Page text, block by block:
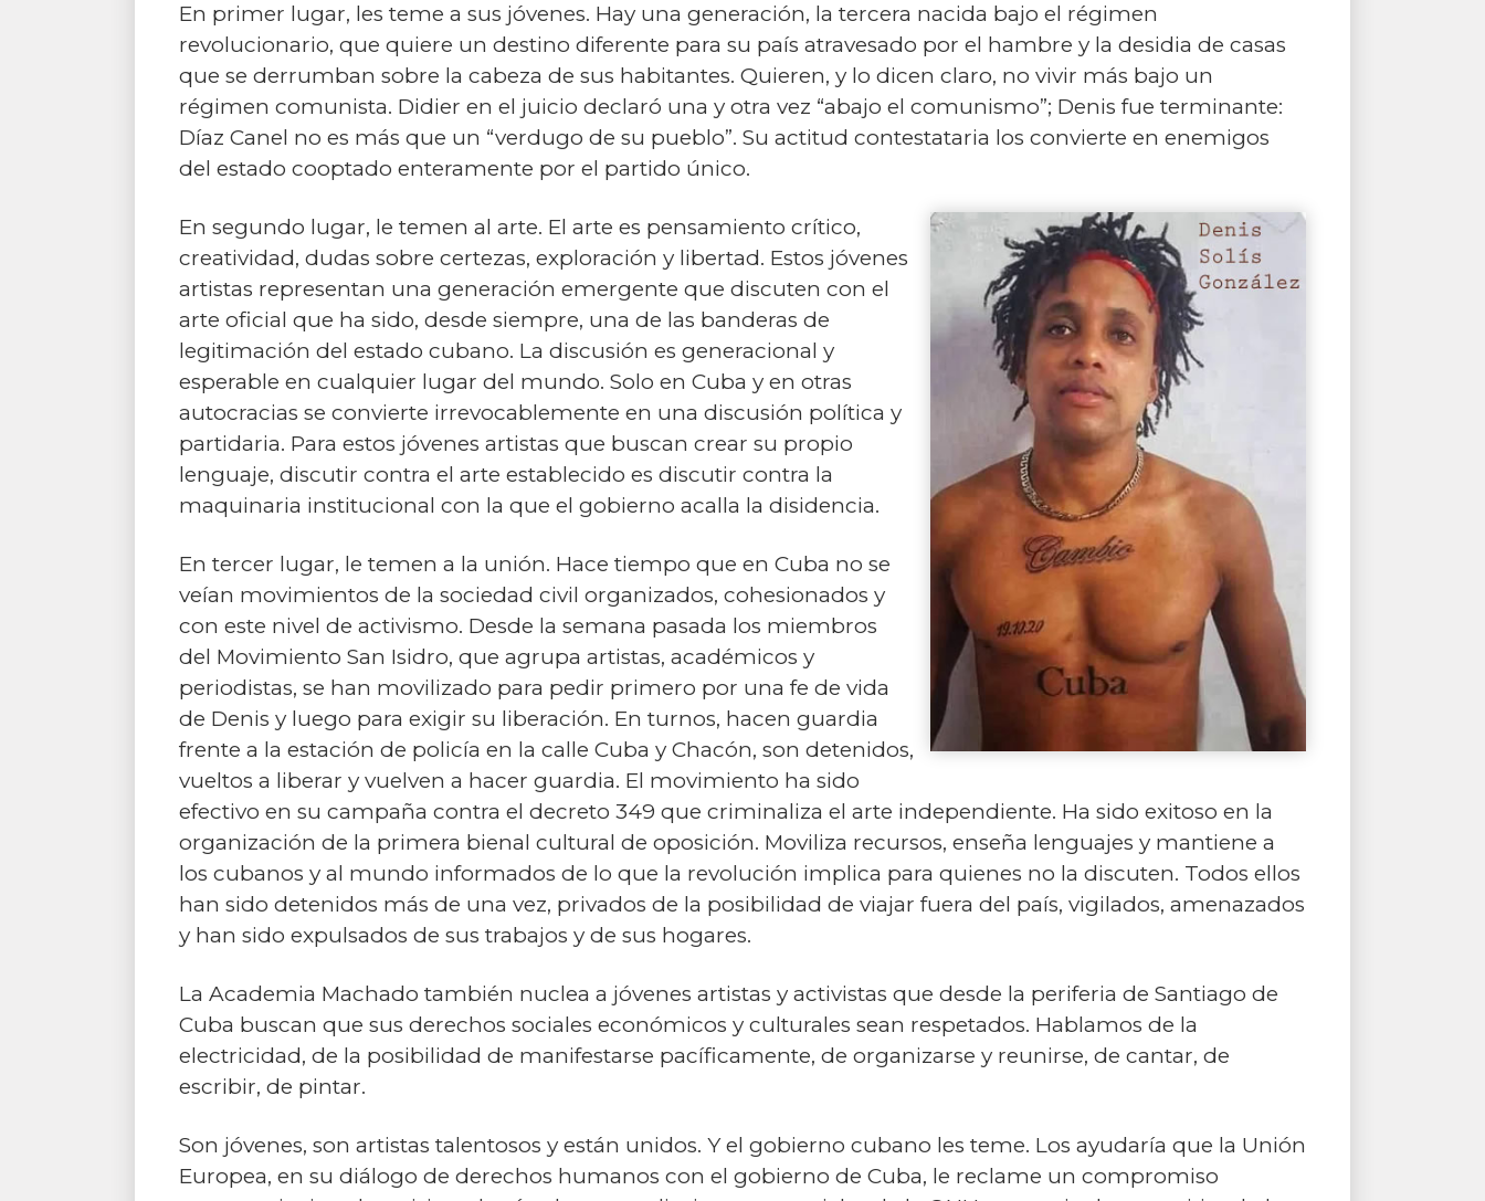
En primer lugar, les teme a sus jóvenes. Hay una generación, la tercera nacida bajo el régimen
revolucionario, que quiere un destino diferente para su país atravesado por el hambre y la desidia de casas
que se derrumban sobre la cabeza de sus habitantes. Quieren, y lo dicen claro, no vivir más bajo un
régimen comunista. Didier en el juicio declaró una y otra vez “abajo el comunismo”; Denis fue terminante:
Díaz Canel no es más que un “verdugo de su pueblo”. Su actitud contestataria los convierte en enemigos
del estado cooptado enteramente por el partido único.
En segundo lugar, le temen al arte. El arte es pensamiento crítico,
creatividad, dudas sobre certezas, exploración y libertad. Estos jóvenes
artistas representan una generación emergente que discuten con el
arte oficial que ha sido, desde siempre, una de las banderas de
legitimación del estado cubano. La discusión es generacional y
esperable en cualquier lugar del mundo. Solo en Cuba y en otras
autocracias se convierte irrevocablemente en una discusión política y
partidaria. Para estos jóvenes artistas que buscan crear su propio
lenguaje, discutir contra el arte establecido es discutir contra la
maquinaria institucional con la que el gobierno acalla la disidencia.
En tercer lugar, le temen a la unión. Hace tiempo que en Cuba no se
veían movimientos de la sociedad civil organizados, cohesionados y
con este nivel de activismo. Desde la semana pasada los miembros
del Movimiento San Isidro, que agrupa artistas, académicos y
periodistas, se han movilizado para pedir primero por una fe de vida
de Denis y luego para exigir su liberación. En turnos, hacen guardia
frente a la estación de policía en la calle Cuba y Chacón, son detenidos,
vueltos a liberar y vuelven a hacer guardia. El movimiento ha sido
efectivo en su campaña contra el decreto 349 que criminaliza el arte independiente. Ha sido exitoso en la
organización de la primera bienal cultural de oposición. Moviliza recursos, enseña lenguajes y mantiene a
los cubanos y al mundo informados de lo que la revolución implica para quienes no la discuten. Todos ellos
han sido detenidos más de una vez, privados de la posibilidad de viajar fuera del país, vigilados, amenazados
y han sido expulsados de sus trabajos y de sus hogares.
La Academia Machado también nuclea a jóvenes artistas y activistas que desde la periferia de Santiago de
Cuba buscan que sus derechos sociales económicos y culturales sean respetados. Hablamos de la
electricidad, de la posibilidad de manifestarse pacíficamente, de organizarse y reunirse, de cantar, de
escribir, de pintar.
Son jóvenes, son artistas talentosos y están unidos. Y el gobierno cubano les teme. Los ayudaría que la Unión
Europea, en su diálogo de derechos humanos con el gobierno de Cuba, le reclame un compromiso